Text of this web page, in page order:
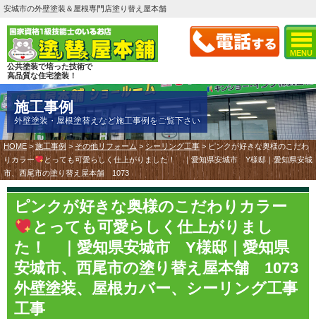
MENU
安城市の外壁塗装＆屋根専門店塗り替え屋本舗
公共塗装で培った技術で
高品質な住宅塗装！
施工事例
外壁塗装・屋根塗替えなど施工事例をご覧下さい
HOME >施工事例 > その他リフォーム > シーリング工事 > ピンクが好きな奥様のこだわ
りカラー
とっても可愛らしく仕上がりました！ ｜愛知県安城市 Y様邸｜愛知県安城
市、西尾市の塗り替え屋本舗 1073
ピンクが好きな奥様のこだわりカラー
とっても可愛らしく仕上がりまし
た！ ｜愛知県安城市 Y様邸｜愛知県
安城市、西尾市の塗り替え屋本舗 1073
外壁塗装、屋根カバー、シーリング工事
工事